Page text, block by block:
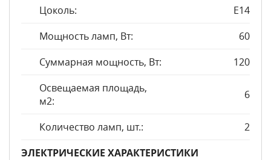
Цоколь:
E14
Мощность ламп, Вт:
60
Суммарная мощность, Вт:
120
Освещаемая площадь,
м2:
6
Количество ламп, шт.:
2
ЭЛЕКТРИЧЕСКИЕ ХАРАКТЕРИСТИКИ